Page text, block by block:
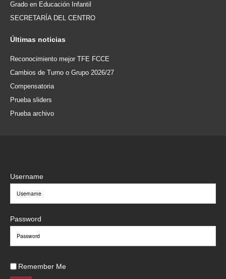
Grado en Educación Infantil
SECRETARÍA DEL CENTRO
Últimas noticias
Reconocimiento mejor TFE FCCE
Cambios de Turno o Grupo 2026/27
Compensatoria
Prueba sliders
Prueba archivo
Username
Password
Remember Me